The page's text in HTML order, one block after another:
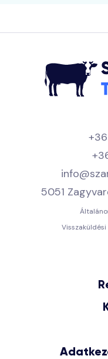
5051